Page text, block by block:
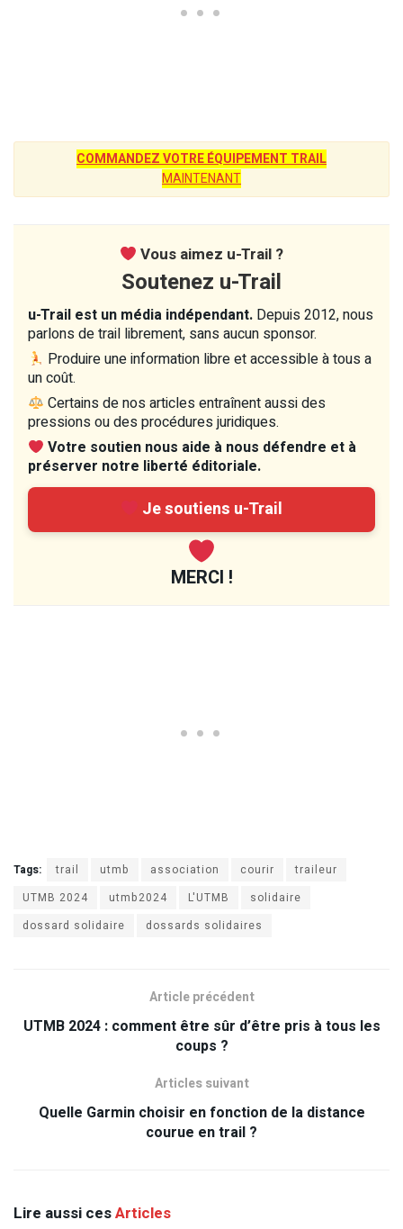
COMMANDEZ VOTRE ÉQUIPEMENT TRAIL
MAINTENANT
Vous aimez u-Trail ?
Soutenez u-Trail
u-Trail est un média indépendant. Depuis 2012, nous
parlons de trail librement, sans aucun sponsor.
Produire une information libre et accessible à tous a
un coût.
Certains de nos articles entraînent aussi des
pressions ou des procédures juridiques.
Votre soutien nous aide à nous défendre et à
préserver notre liberté éditoriale.
Je soutiens u-Trail
MERCI !
Tags: trail utmb association courir
traileur
UTMB 2024
utmb2024 L'UTMB
solidaire
dossard solidaire
dossards solidaires
Article précédent
UTMB 2024 : comment être sûr d’être pris à tous les
coups ?
Articles suivant
Quelle Garmin choisir en fonction de la distance
courue en trail ?
Lire aussi cesArticles